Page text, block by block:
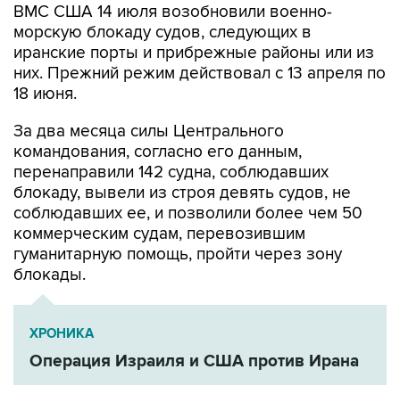
ВМС США 14 июля возобновили военно-
морскую блокаду судов, следующих в
иранские порты и прибрежные районы или из
них. Прежний режим действовал с 13 апреля по
18 июня.
За два месяца силы Центрального
командования, согласно его данным,
перенаправили 142 судна, соблюдавших
блокаду, вывели из строя девять судов, не
соблюдавших ее, и позволили более чем 50
коммерческим судам, перевозившим
гуманитарную помощь, пройти через зону
блокады.
ХРОНИКА
Операция Израиля и США против Ирана